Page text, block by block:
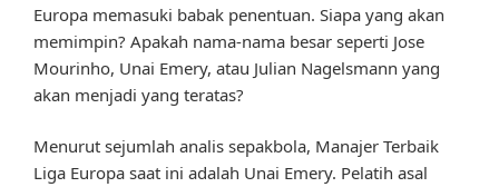
Europa memasuki babak penentuan. Siapa yang akan
memimpin? Apakah nama-nama besar seperti Jose
Mourinho, Unai Emery, atau Julian Nagelsmann yang
akan menjadi yang teratas?
Menurut sejumlah analis sepakbola, Manajer Terbaik
Liga Europa saat ini adalah Unai Emery. Pelatih asal